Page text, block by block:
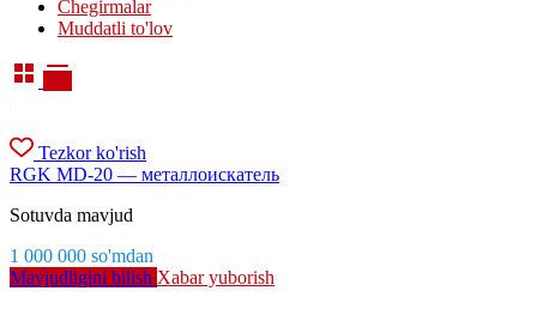
Chegirmalar
Muddatli to'lov
Tezkor ko'rish
RGK MD-20 — металлоискатель
Sotuvda mavjud
1 000 000 so'mdan
Mavjudligini bilish Xabar yuborish